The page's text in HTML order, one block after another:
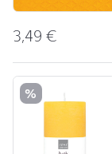
3,49€
%